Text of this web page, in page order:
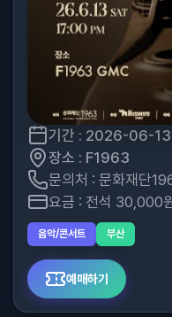
기간 : 2026-06-
장소 : F1963
문의처 : 문화재단
요금 : 전석 30,000
음악/콘서트 부산
예매하기